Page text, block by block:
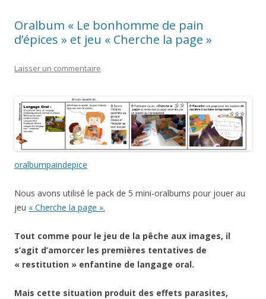
Oralbum « Le bonhomme de pain
d’épices » et jeu « Cherche la page »
Laisser un commentaire
oralbumpaindepice
Nous avons utilisé le pack de 5 mini-oralbums pour jouer au
jeu « Cherche la page ».
Tout comme pour le jeu de la pêche aux images, il
s’agit d’amorcer les premières tentatives de
« restitution » enfantine de langage oral.
Mais cette situation produit des effets parasites,